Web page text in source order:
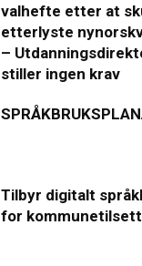
valhefte etter at
etterlyste
–
stiller ingen krav
Tilbyr digitalt
for